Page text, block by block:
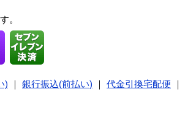
。
) 銀行振込(前払い) 代金引換宅配便